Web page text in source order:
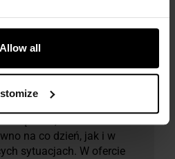
Allow all
dealerem
marka z
w produkcji
które
na co dzień, jak i w
sytuacjach. W ofercie